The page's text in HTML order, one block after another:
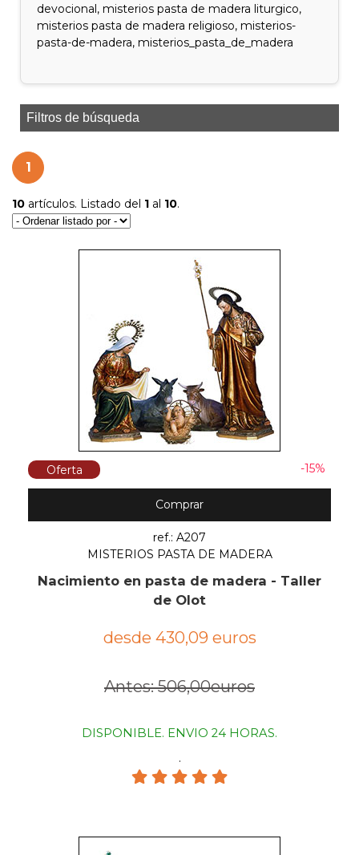
devocional, misterios pasta de madera liturgico,
misterios pasta de madera religioso, misterios-
pasta-de-madera, misterios_pasta_de_madera
Filtros de búsqueda
1
10 artículos. Listado del 1 al 10.
Oferta -15%
Comprar
ref.: A207
MISTERIOS PASTA DE MADERA
Nacimiento en pasta de madera - Taller
de Olot
desde 430,09 euros
Antes: 506,00euros
DISPONIBLE. ENVIO 24 HORAS.
.